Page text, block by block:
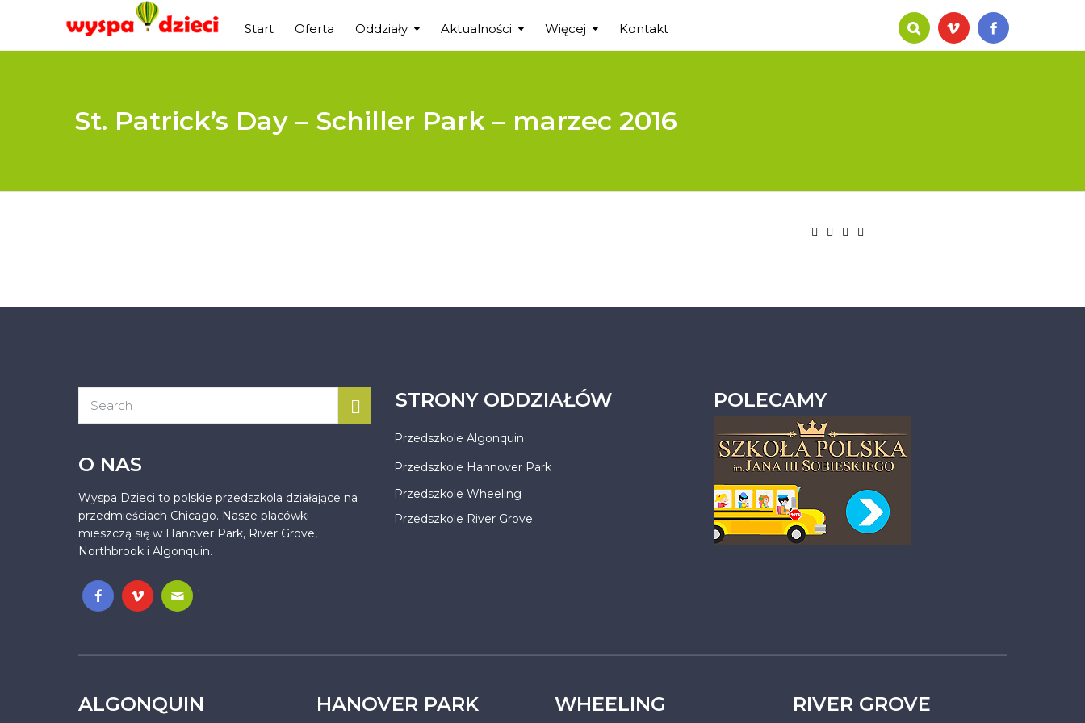
Start Oferta Oddziały Aktualności Więcej Kontakt
St. Patrick’s Day – Schiller Park – marzec 2016
O NAS
Wyspa Dzieci to polskie przedszkola działające na
przedmieściach Chicago. Nasze placówki
mieszczą się w Hanover Park, River Grove,
Northbrook i Algonquin.
.
STRONY ODDZIAŁÓW
Przedszkole Algonquin
Przedszkole Hannover Park
Przedszkole Wheeling
Przedszkole River Grove
POLECAMY
ALGONQUIN HANOVER PARK WHEELING RIVER GROVE